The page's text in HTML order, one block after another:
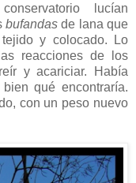
lucían
bufandasde lana que
y colocado. Lo
reacciones de los
y acariciar. Había
qué encontraría.
con un peso nuevo